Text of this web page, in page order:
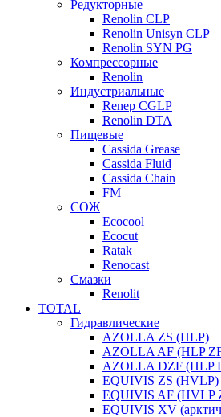
Редукторные
Renolin CLP
Renolin Unisyn CLP
Renolin SYN PG
Компрессорные
Renolin
Индустриальные
Renep CGLP
Renolin DTA
Пищевые
Cassida Grease
Cassida Fluid
Cassida Chain
FM
СОЖ
Ecocool
Ecocut
Ratak
Renocast
Смазки
Renolit
TOTAL
Гидравлические
AZOLLA ZS (HLP)
AZOLLA AF (HLP
AZOLLA DZF (HLP
EQUIVIS ZS (HVLP)
EQUIVIS AF (HVLP
EQUIVIS XV